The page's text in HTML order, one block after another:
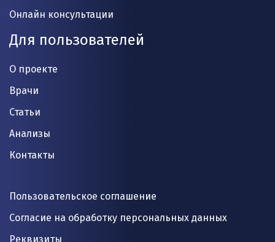
Онлайн консультации
Для пользователей
О проекте
Врачи
Статьи
Анализы
Контакты
Пользовательское соглашение
Согласие на обработку персональных данных
Реквизиты